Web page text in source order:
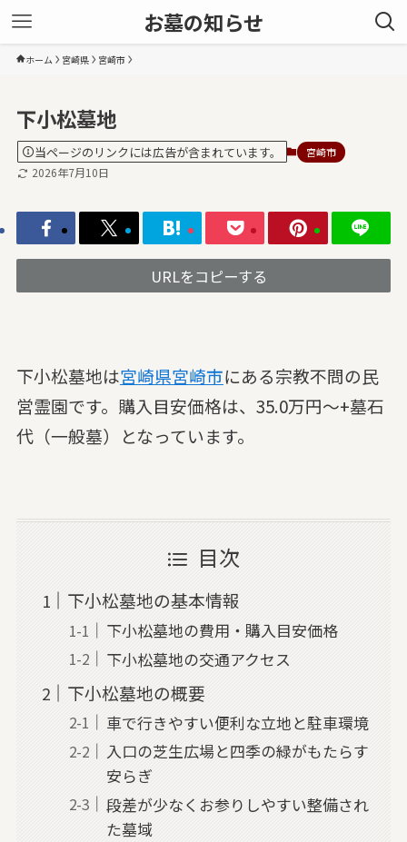
お墓の知らせ
ホーム 宮崎県 宮崎市
下小松墓地
当ページのリンクには広告が含まれています。 宮崎市
2026年7月10日
URLをコピーする
下小松墓地は宮崎県宮崎市にある宗教不問の民
営霊園です。購入目安価格は、35.0万円～+墓石
代（一般墓）となっています。
目次
下小松墓地の基本情報
下小松墓地の費用・購入目安価格
下小松墓地の交通アクセス
下小松墓地の概要
車で行きやすい便利な立地と駐車環境
入口の芝生広場と四季の緑がもたらす
安らぎ
段差が少なくお参りしやすい整備され
た墓域